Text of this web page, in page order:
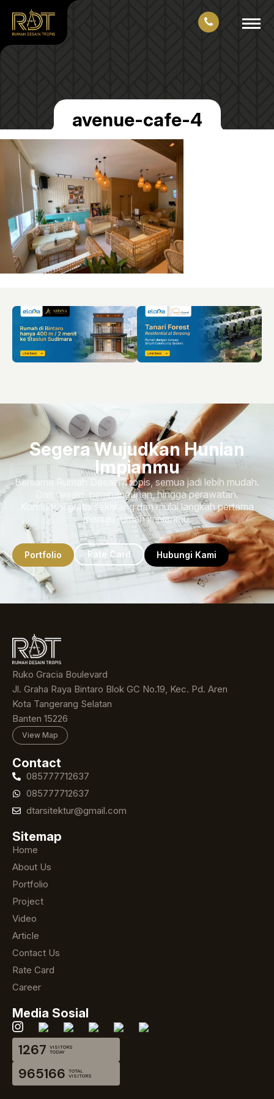
avenue-cafe-4
Segera Wujudkan Hunian
Impianmu
Bersama Rumah Desain Tropis, semua jadi lebih mudah.
Dari desain, pembangunan, hingga perawatan.
Konsultasi gratis sekarang dan mulai langkah pertama
menuju rumah impianmu.
Portfolio Rate Card Hubungi Kami
Ruko Gracia Boulevard
Jl. Graha Raya Bintaro Blok GC No.19, Kec. Pd. Aren
Kota Tangerang Selatan
Banten 15226
View Map
Contact
085777712637
085777712637
dtarsitektur@gmail.com
Sitemap
Home
About Us
Portfolio
Project
Video
Article
Contact Us
Rate Card
Career
Media Sosial
1267 VISITORS
TODAY
965166 TOTAL
VISITORS